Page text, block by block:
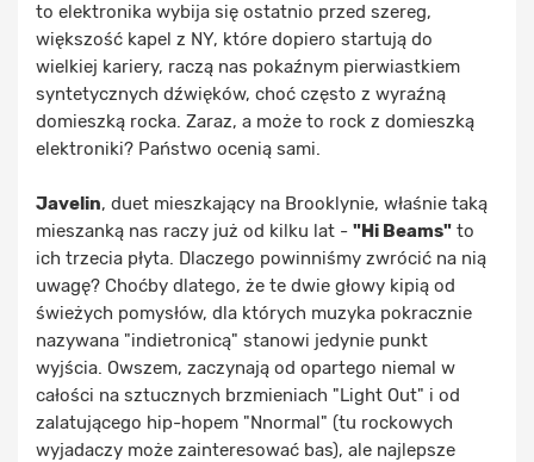
to elektronika wybija się ostatnio przed szereg,
większość kapel z NY, które dopiero startują do
wielkiej kariery, raczą nas pokaźnym pierwiastkiem
syntetycznych dźwięków, choć często z wyraźną
domieszką rocka. Zaraz, a może to rock z domieszką
elektroniki? Państwo ocenią sami.
Javelin, duet mieszkający na Brooklynie, właśnie taką
mieszanką nas raczy już od kilku lat - "Hi Beams" to
ich trzecia płyta. Dlaczego powinniśmy zwrócić na nią
uwagę? Choćby dlatego, że te dwie głowy kipią od
świeżych pomysłów, dla których muzyka pokracznie
nazywana "indietronicą" stanowi jedynie punkt
wyjścia. Owszem, zaczynają od opartego niemal w
całości na sztucznych brzmieniach "Light Out" i od
zalatującego hip-hopem "Nnormal" (tu rockowych
wyjadaczy może zainteresować bas), ale najlepsze